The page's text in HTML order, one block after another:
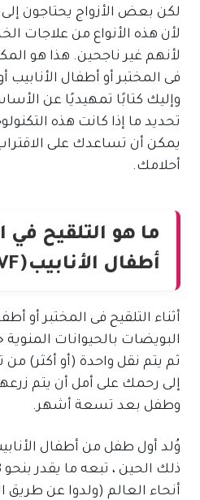
لكن بعض الأزواج يحتاجون
لأن هذه الأنواع من علاجات
لأنهم غير ناجحين. هذا هو
فى المختبر أو أطفال الأنابيب
وإليك كتابًا تمهيديًا عن
تحديد ما إذا كانت هذه
يمكن أن تساعدك على
أحلامك.
ما هو التلقيح في
أطفال الأنابيب(
أثناء التلقيح فى المختبر أو
البويضات بالحيوانات
ثم يتم نقل واحدة (أو أكثر)
إلى رحمك على أمل أن يتم
وطفل بعد تسعة أشهر.
أنحاء العالم (ولدوا عن طريق